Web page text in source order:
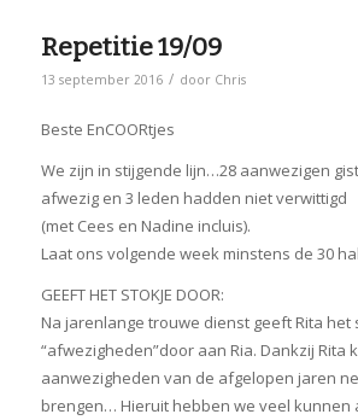
Repetitie 19/09
13 september 2016 / door Chris
Beste EnCOORtjes
We zijn in stijgende lijn…28 aanwezigen
afwezig en 3 leden hadden niet verwittigd
(met Cees en Nadine incluis).
Laat ons volgende week minstens de 30
GEEFT HET STOKJE DOOR:
Na jarenlange trouwe dienst geeft Rita het
“afwezigheden”door aan Ria. Dankzij Rita
aanwezigheden van de afgelopen jaren
brengen… Hieruit hebben we veel kunnen